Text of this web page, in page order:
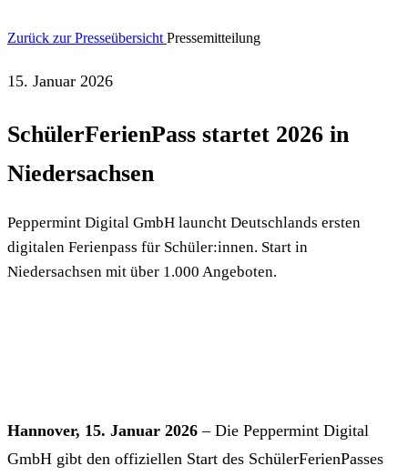
Zurück zur Presseübersicht Pressemitteilung
15. Januar 2026
SchülerFerienPass startet 2026 in
Niedersachsen
Peppermint Digital GmbH launcht Deutschlands ersten
digitalen Ferienpass für Schüler:innen. Start in
Niedersachsen mit über 1.000 Angeboten.
Hannover, 15. Januar 2026 – Die Peppermint Digital
GmbH gibt den offiziellen Start des SchülerFerienPasses